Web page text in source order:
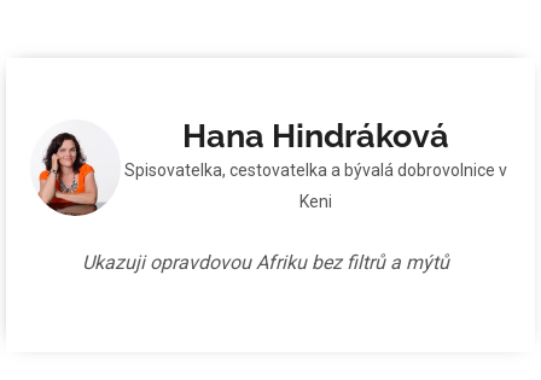
Hana Hindráková
Spisovatelka, cestovatelka a bývalá dobrovolnice v
Keni
Ukazuji opravdovou Afriku bez filtrů a mýtů